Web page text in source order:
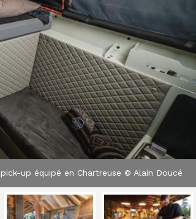
up équipé en Chartreuse © Alain Doucé